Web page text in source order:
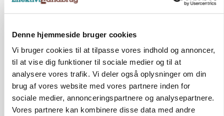
Denne hjemmeside bruger cookies
Vi bruger cookies til at tilpasse vores indhold og annoncer,
til at vise dig funktioner til sociale medier og til at
analysere vores trafik. Vi deler også oplysninger om din
brug af vores website med vores partnere inden for
sociale medier, annonceringspartnere og analysepartnere.
Vores partnere kan kombinere disse data med andre